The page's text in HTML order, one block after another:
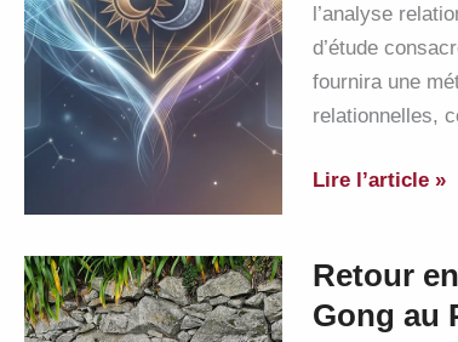
l’analyse
d’étude
fournira une
relationnelles,
Cours
:
L’Astrologie
Lire l’article »
Retour
Gong au